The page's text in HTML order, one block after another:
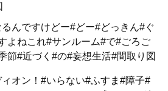
んですけどー#どー#どっきん#ぐ
よねこれ#サンルーム#で#ごろご
節#近づく#の#妄想生活#間取り図
オン！#いらない#ふすま#障子#